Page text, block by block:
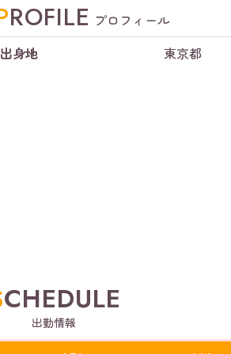
PROFILE プロフィール
出身地
東京都
SCHEDULE
出勤情報